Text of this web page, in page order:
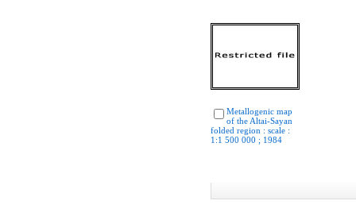
Metallogenic map
of the Altai-Sayan
folded region : scale :
1:1 500 000 ; 1984